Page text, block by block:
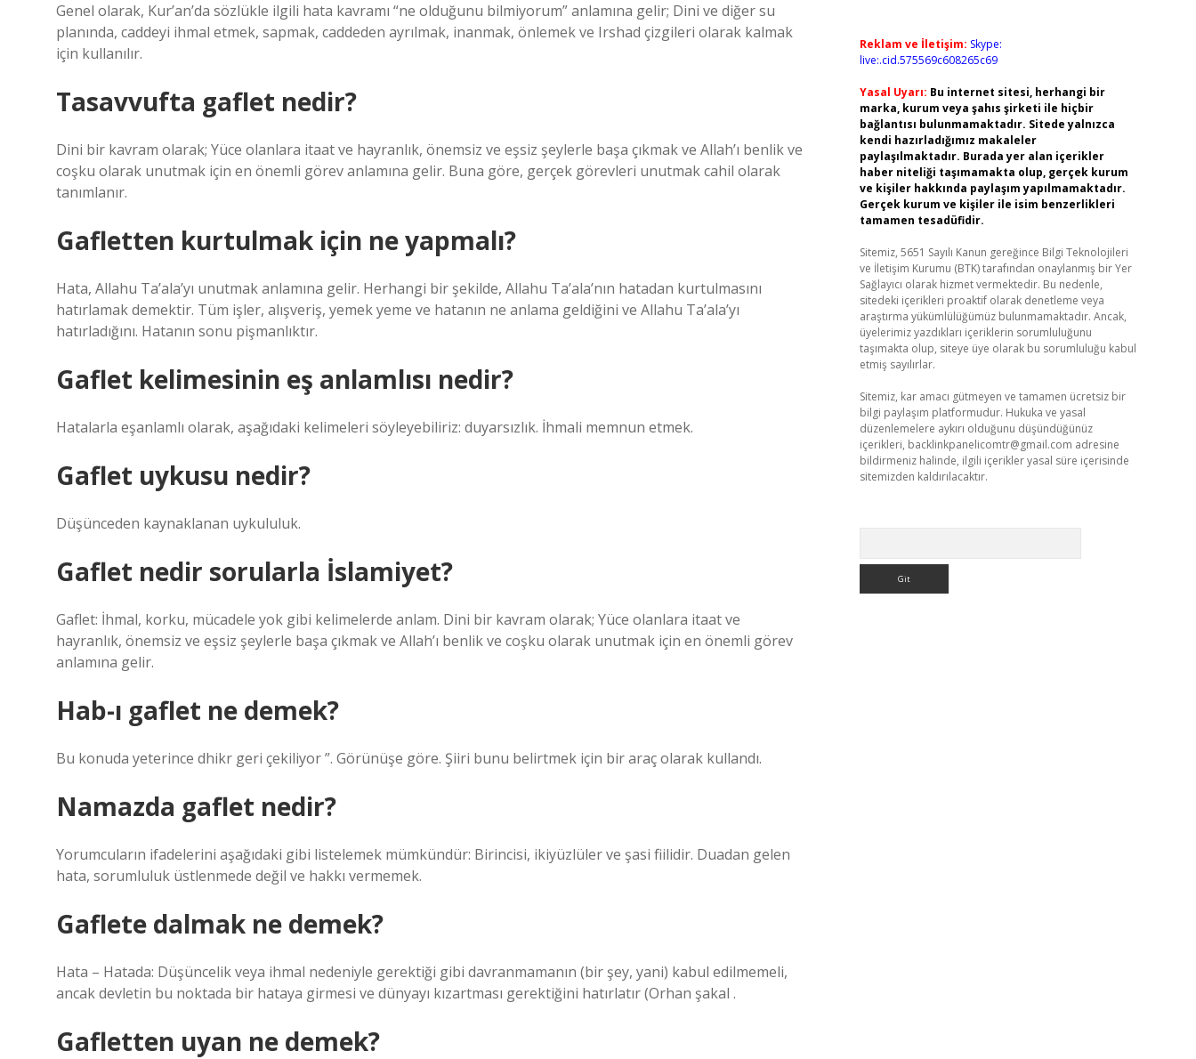
Genel olarak, Kur’an’da sözlükle ilgili hata kavramı “ne olduğunu bilmiyorum” anlamına gelir; Dini ve diğer su
planında, caddeyi ihmal etmek, sapmak, caddeden ayrılmak, inanmak, önlemek ve Irshad çizgileri olarak kalmak
için kullanılır.
Tasavvufta gaflet nedir?
Dini bir kavram olarak; Yüce olanlara itaat ve hayranlık, önemsiz ve eşsiz şeylerle başa çıkmak ve Allah’ı benlik ve
coşku olarak unutmak için en önemli görev anlamına gelir. Buna göre, gerçek görevleri unutmak cahil olarak
tanımlanır.
Gafletten kurtulmak için ne yapmalı?
Hata, Allahu Ta’ala’yı unutmak anlamına gelir. Herhangi bir şekilde, Allahu Ta’ala’nın hatadan kurtulmasını
hatırlamak demektir. Tüm işler, alışveriş, yemek yeme ve hatanın ne anlama geldiğini ve Allahu Ta’ala’yı
hatırladığını. Hatanın sonu pişmanlıktır.
Gaflet kelimesinin eş anlamlısı nedir?
Hatalarla eşanlamlı olarak, aşağıdaki kelimeleri söyleyebiliriz: duyarsızlık. İhmali memnun etmek.
Gaflet uykusu nedir?
Düşünceden kaynaklanan uykululuk.
Gaflet nedir sorularla İslamiyet?
Gaflet: İhmal, korku, mücadele yok gibi kelimelerde anlam. Dini bir kavram olarak; Yüce olanlara itaat ve
hayranlık, önemsiz ve eşsiz şeylerle başa çıkmak ve Allah’ı benlik ve coşku olarak unutmak için en önemli görev
anlamına gelir.
Hab-ı gaflet ne demek?
Bu konuda yeterince dhikr geri çekiliyor ”. Görünüşe göre. Şiiri bunu belirtmek için bir araç olarak kullandı.
Namazda gaflet nedir?
Yorumcuların ifadelerini aşağıdaki gibi listelemek mümkündür: Birincisi, ikiyüzlüler ve şasi fiilidir. Duadan gelen
hata, sorumluluk üstlenmede değil ve hakkı vermemek.
Gaflete dalmak ne demek?
Hata – Hatada: Düşüncelik veya ihmal nedeniyle gerektiği gibi davranmamanın (bir şey, yani) kabul edilmemeli,
ancak devletin bu noktada bir hataya girmesi ve dünyayı kızartması gerektiğini hatırlatır (Orhan şakal .
Gafletten uyan ne demek?
Reklam ve İletişim: Skype:
live:.cid.575569c608265c69
Yasal Uyarı: Bu internet sitesi, herhangi bir
marka, kurum veya şahıs şirketi ile hiçbir
bağlantısı bulunmamaktadır. Sitede yalnızca
kendi hazırladığımız makaleler
paylaşılmaktadır. Burada yer alan içerikler
haber niteliği taşımamakta olup, gerçek kurum
ve kişiler hakkında paylaşım yapılmamaktadır.
Gerçek kurum ve kişiler ile isim benzerlikleri
tamamen tesadüfidir.
Sitemiz, 5651 Sayılı Kanun gereğince Bilgi Teknolojileri
ve İletişim Kurumu (BTK) tarafından onaylanmış bir Yer
Sağlayıcı olarak hizmet vermektedir. Bu nedenle,
sitedeki içerikleri proaktif olarak denetleme veya
araştırma yükümlülüğümüz bulunmamaktadır. Ancak,
üyelerimiz yazdıkları içeriklerin sorumluluğunu
taşımakta olup, siteye üye olarak bu sorumluluğu kabul
etmiş sayılırlar.
Sitemiz, kar amacı gütmeyen ve tamamen ücretsiz bir
bilgi paylaşım platformudur. Hukuka ve yasal
düzenlemelere aykırı olduğunu düşündüğünüz
içerikleri, backlinkpanelicomtr@gmail.com adresine
bildirmeniz halinde, ilgili içerikler yasal süre içerisinde
sitemizden kaldırılacaktır.